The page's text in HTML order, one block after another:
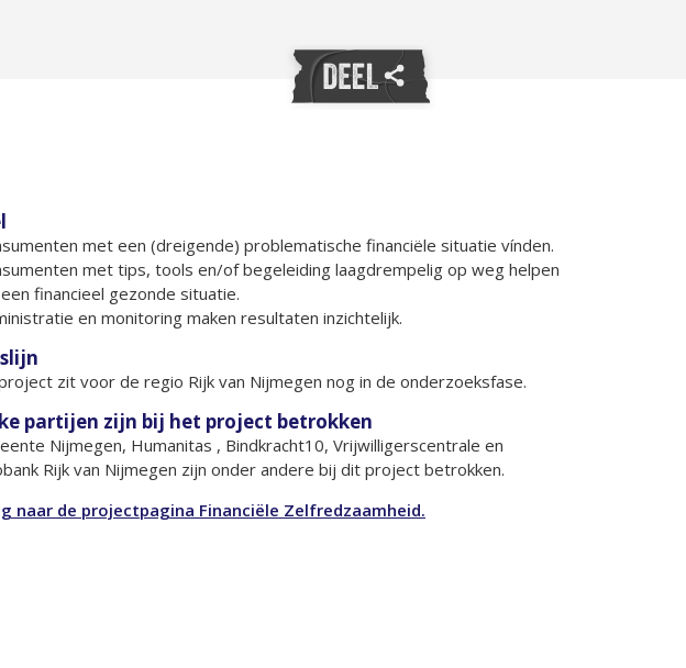
met een (dreigende) problematische financiële situatie vínden.
met tips, tools en/of begeleiding laagdrempelig op weg helpen
financieel gezonde situatie.
en monitoring maken resultaten inzichtelijk.
zit voor de regio Rijk van Nijmegen nog in de onderzoeksfase.
partijen zijn bij het project betrokken
Nijmegen, Humanitas , Bindkracht10, Vrijwilligerscentrale en
Rijk van Nijmegen zijn onder andere bij dit project betrokken.
naar de projectpagina Financiële Zelfredzaamheid.